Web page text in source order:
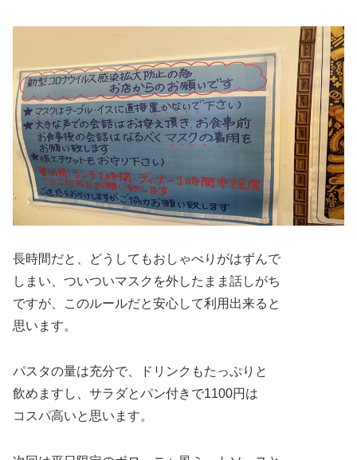
長時間だと、どうしてもおしゃべりがはずんで
しまい、ついついマスクを外したまま話しがち
ですが、このルールだと安心して利用出来ると
思います。
パスタの量は充分で、ドリンクもたっぷりと
飲めますし、サラダとパン付きで1100円は
コスパ高いと思います。